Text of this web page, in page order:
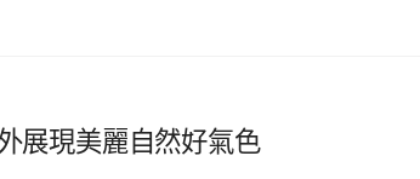
展現美麗自然好氣色